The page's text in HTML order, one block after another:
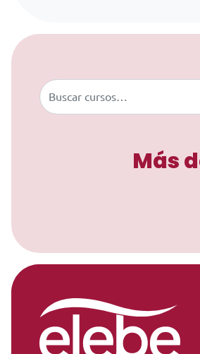
Saltar al contenido
Buscar
Más